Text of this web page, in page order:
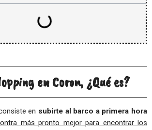
en Coron, ¿Qué es?
en subirte al barco a primera hora
más pronto mejor para encontrar los